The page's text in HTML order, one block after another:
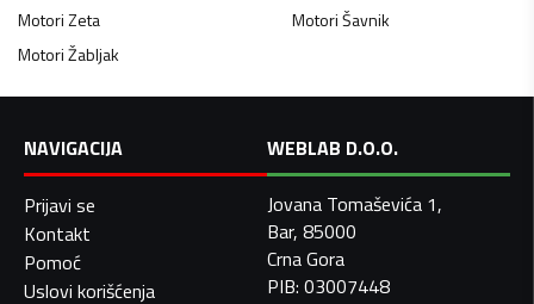
MotoriZeta MotoriŠavnik
MotoriŽabljak
NAVIGACIJA
Prijavi se
Kontakt
Pomoć
Uslovi korišćenja
WEBLAB D.O.O.
Jovana Tomaševića 1,
Bar, 85000
Crna Gora
PIB: 03007448